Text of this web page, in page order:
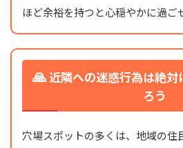
ほど余裕を持つと心穏やかに過ご
🙏近隣への迷惑行為は絶対
ろう
穴場スポットの多くは、地域の住